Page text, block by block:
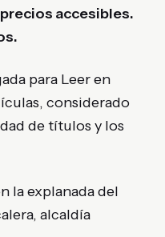
accesibles.
para Leer en
considerado
de títulos y los
la explanada del
alcaldía